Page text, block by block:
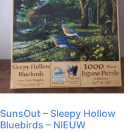
SunsOut – Sleepy Hollow
Bluebirds – NIEUW